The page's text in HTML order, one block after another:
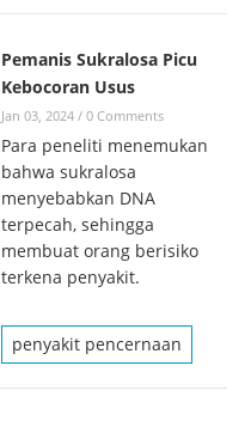
Pemanis Sukralosa Picu
Kebocoran Usus
Jan 03, 2024 / 0 Comments
Para peneliti menemukan
bahwa sukralosa
menyebabkan DNA
terpecah, sehingga
membuat orang berisiko
terkena penyakit.
penyakit pencernaan